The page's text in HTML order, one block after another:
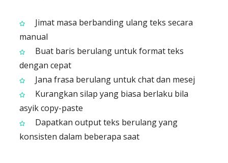
Jimat masa berbanding ulang teks secara
manual
Buat baris berulang untuk format teks
dengan cepat
Jana frasa berulang untuk chat dan mesej
Kurangkan silap yang biasa berlaku bila
asyik copy-paste
Dapatkan output teks berulang yang
konsisten dalam beberapa saat